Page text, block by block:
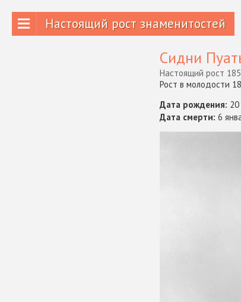
Настоящий рост знаменитостей
Сидни
Настоящий рост
Рост в молодости
Дата рождения:
Дата смерти: 6